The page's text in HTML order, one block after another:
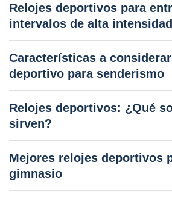
Relojes deportivos para
intervalos de alta intensidad
Características a
deportivo para senderismo
Relojes deportivos: ¿Qué
sirven?
Mejores relojes deportivos
gimnasio